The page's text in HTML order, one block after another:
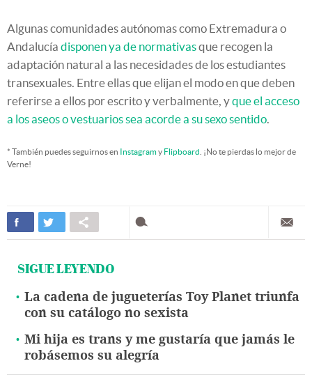
Algunas comunidades autónomas como Extremadura o
Andalucía disponen ya de normativasque recogen la
adaptación natural a las necesidades de los estudiantes
transexuales. Entre ellas que elijan el modo en que deben
referirse a ellos por escrito y verbalmente, yque el acceso
a los aseos o vestuarios sea acorde a su sexo sentido.
* También puedes seguirnos en Instagramy Flipboard . ¡No te pierdas lo mejor de
Verne!
SIGUE LEYENDO
La cadena de jugueterías Toy Planet triunfa
con su catálogo no sexista
Mi hija es trans y me gustaría que jamás le
robásemos su alegría